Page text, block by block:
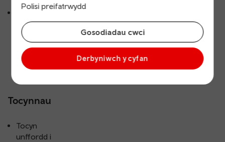
Polisi preifatrwydd
Gosodiadau cwci
Derbyniwch y cyfan
Llwybrau
bysiau lleol
tuag at Barc
Cenedlaethol
Eryri.
Tocynnau
Tocyn
unffordd i